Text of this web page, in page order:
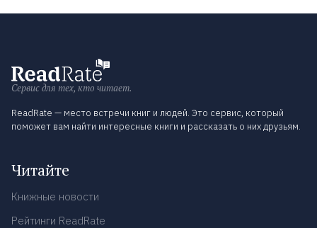
Сервис для тех, кто читает.
ReadRate — место встречи книг и людей. Это сервис, который
поможет вам найти интересные книги и рассказать о них друзьям.
Читайте
Книжные новости
Рейтинги ReadRate